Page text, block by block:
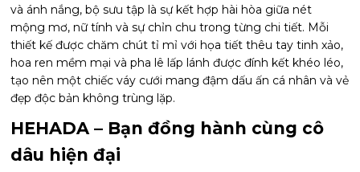
và ánh nắng, bộ sưu tập là sự kết hợp hài hòa giữa nét
mộng mơ, nữ tính và sự chỉn chu trong từng chi tiết. Mỗi
thiết kế được chăm chút tỉ mỉ với họa tiết thêu tay tinh xảo,
hoa ren mềm mại và pha lê lấp lánh được đính kết khéo léo,
tạo nên một chiếc váy cưới mang đậm dấu ấn cá nhân và vẻ
đẹp độc bản không trùng lặp.
HEHADA – Bạn đồng hành cùng cô
dâu hiện đại